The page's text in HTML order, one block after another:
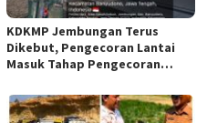
KDKMP Jembungan Terus
Dikebut, Pengecoran Lantai
Masuk Tahap Pengecoran